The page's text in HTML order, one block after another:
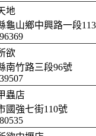
地
龜山鄉中興路一段
欲
南竹路三段96號
蟲店
國強七街110號